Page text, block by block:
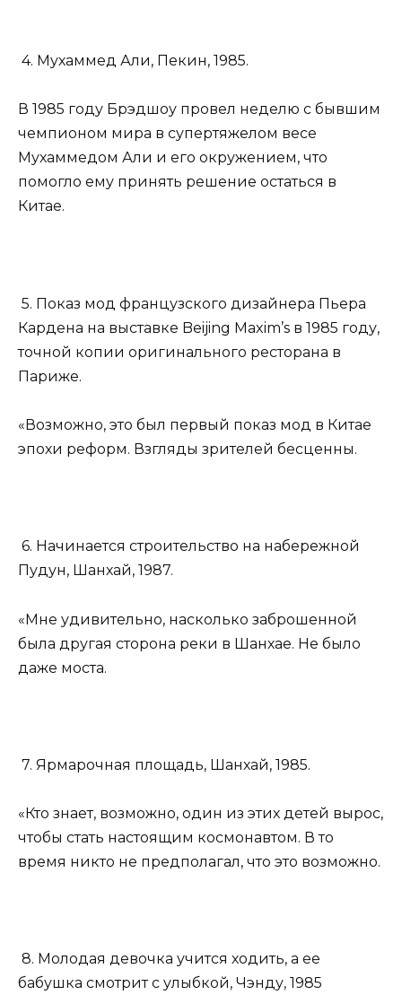
4. Мухаммед Али, Пекин, 1985.
В 1985 году Брэдшоу провел неделю с бывшим
чемпионом мира в супертяжелом весе
Мухаммедом Али и его окружением, что
помогло ему принять решение остаться в
Китае.
5. Показ мод французского дизайнера Пьера
Кардена на выставке Beijing Maxim’s в 1985 году,
точной копии оригинального ресторана в
Париже.
«Возможно, это был первый показ мод в Китае
эпохи реформ. Взгляды зрителей бесценны.
6. Начинается строительство на набережной
Пудун, Шанхай, 1987.
«Мне удивительно, насколько заброшенной
была другая сторона реки в Шанхае. Не было
даже моста.
7. Ярмарочная площадь, Шанхай, 1985.
«Кто знает, возможно, один из этих детей вырос,
чтобы стать настоящим космонавтом. В то
время никто не предполагал, что это возможно.
8. Молодая девочка учится ходить, а ее
бабушка смотрит с улыбкой, Чэнду, 1985